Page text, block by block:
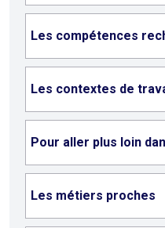
Les compétences
Les contextes de
Pour aller plus loin
Les métiers proches